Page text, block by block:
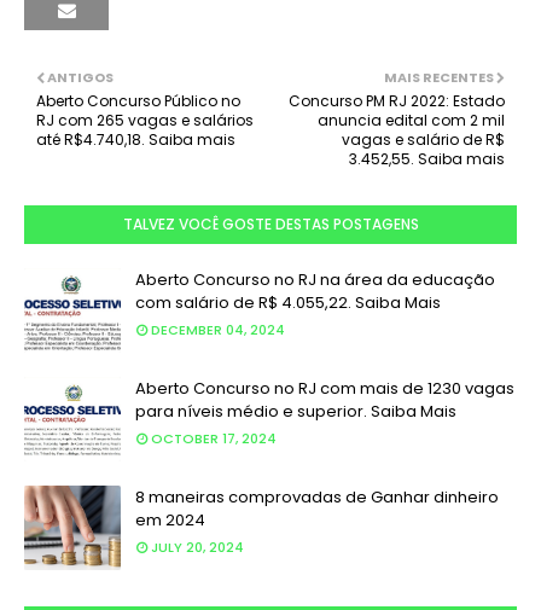
MAIS RECENTES
Concurso PM RJ 2022: Estado
anuncia edital com 2 mil
vagas e salário de R$
3.452,55. Saiba mais
ANTIGOS
Aberto Concurso Público no
RJ com 265 vagas e salários
até R$4.740,18. Saiba mais
TALVEZ VOCÊ GOSTE DESTAS POSTAGENS
Aberto Concurso no RJ na área da educação
com salário de R$ 4.055,22. Saiba Mais
DECEMBER 04, 2024
Aberto Concurso no RJ com mais de 1230 vagas
para níveis médio e superior. Saiba Mais
OCTOBER 17, 2024
8 maneiras comprovadas de Ganhar dinheiro
em 2024
JULY 20, 2024